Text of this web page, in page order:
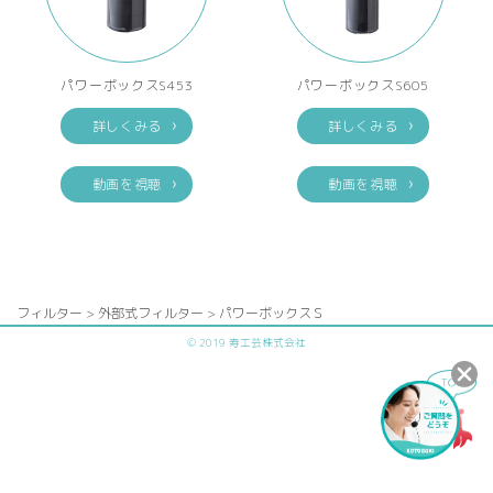
パワーボックスS453
詳しくみる
動画を視聴
パワーボックスS605
詳しくみる
動画を視聴
フィルター > 外部式フィルター > パワーボックスＳ
© 2019 寿工芸株式会社